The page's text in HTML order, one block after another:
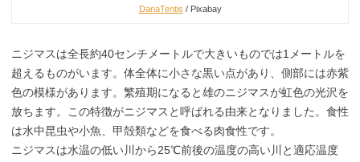
DanaTentis / Pixabay
ニジマスは全長約40センチメートルで大きいものでは1メートルを
超えるものがいます。体全体に小さな黒い点があり、側部には赤紫
色の模様があります。繁殖期になると雄のニジマスが虹色の光沢を
放ちます。この特徴がニジマスと呼ばれる由来となりました。食性
は水中昆虫や小魚、甲殻類などを食べる肉食性です。
ニジマスは水温の低い川から25℃前後の温度の高い川と適応温度